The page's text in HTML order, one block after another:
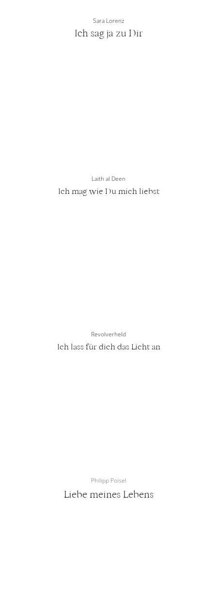
Sara Lorenz
Ich sag ja zu Dir
Laith al Deen
Ich mag wie Du mich liebst
Revolverheld
Ich lass für dich das Licht an
Philipp Poisel
Liebe meines Lebens